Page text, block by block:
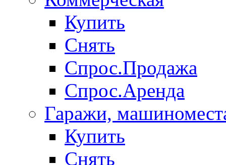
Купить
Снять
Спрос.Продажа
Спрос.Аренда
Гаражи,
Купить
Снять